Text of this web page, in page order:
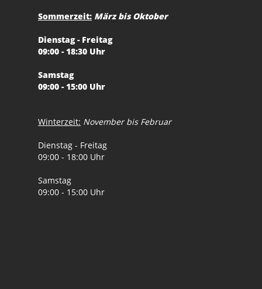
Sommerzeit: März bis Oktober
Dienstag - Freitag
09:00 - 18:30 Uhr
Samstag
09:00 - 15:00 Uhr
Winterzeit: November bis Februar
Dienstag - Freitag
09:00 - 18:00 Uhr
Samstag
09:00 - 15:00 Uhr